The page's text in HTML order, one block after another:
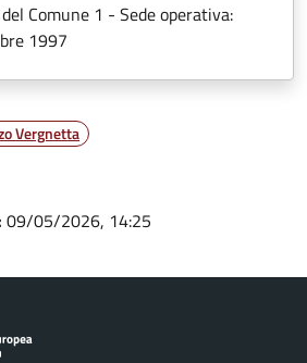
Comune 1 - Sede operativa:
1997
Vergnetta
09/05/2026, 14:25